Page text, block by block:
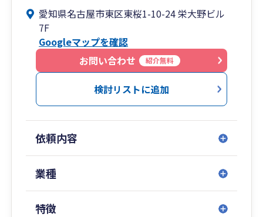
スまで、お客様に適したコースで、税理士が企業
経営を成長と安定継続に導きます。
業務改善のため税理士の変更をご検討の場合もお
気軽にご相談ください。
愛知県名古屋市東区東桜1-10-24 栄大野ビル
7F
Googleマップを確認
お問い合わせ
紹介無料
検討リストに追加
依頼内容
業種
特徴